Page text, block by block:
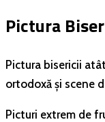
Pictura
Pictura bisericii
ortodoxă și scene
Picturi extrem de